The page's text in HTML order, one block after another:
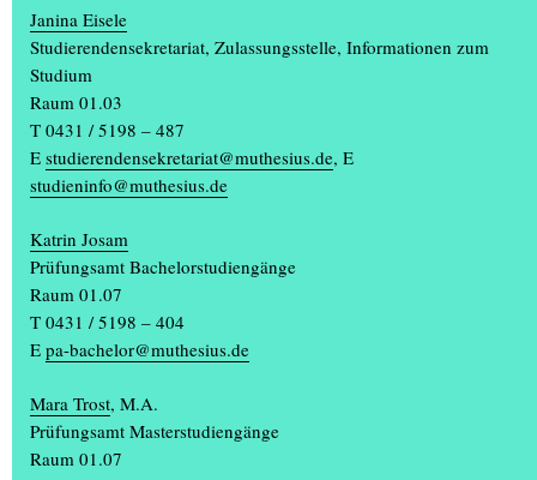
Urkunden an Absolvent*innen im Kesselhaus
verliehen
Janina Eisele
Studierendensekretariat, Zulassungsstelle, Informationen zum
Studium
Raum 01.03
T 0431 / 5198 – 487
E studierendensekretariat@muthesius.de, E
studieninfo@muthesius.de
Katrin Josam
Prüfungsamt Bachelorstudiengänge
Raum 01.07
T 0431 / 5198 – 404
E pa-bachelor@muthesius.de
Mara Trost, M.A.
Prüfungsamt Masterstudiengänge
Raum 01.07